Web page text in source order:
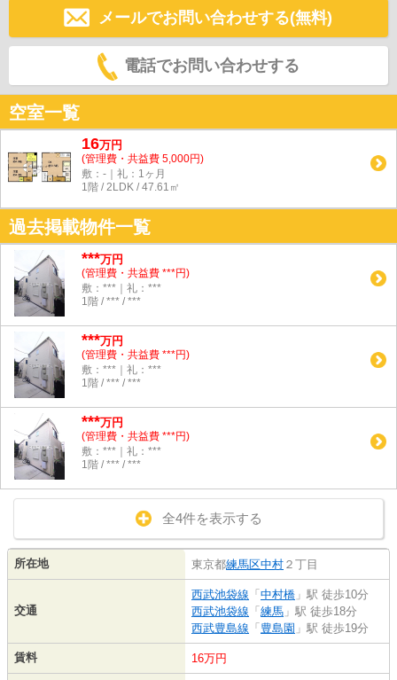
メールでお問い合わせする(無料)
電話でお問い合わせする
空室一覧
16万円
(管理費・共益費 5,000円)
敷：-｜礼：1ヶ月
1階 / 2LDK / 47.61㎡
過去掲載物件一覧
***万円
(管理費・共益費 ***円)
敷：***｜礼：***
1階 / *** / ***
***万円
(管理費・共益費 ***円)
敷：***｜礼：***
1階 / *** / ***
***万円
(管理費・共益費 ***円)
敷：***｜礼：***
1階 / *** / ***
全4件を表示する
所在地 東京都練馬区中村 ２丁目
交通
西武池袋線 「 中村橋 」駅 徒歩10分
西武池袋線 「 練馬 」駅 徒歩18分
西武豊島線 「 豊島園 」駅 徒歩19分
賃料 16万円